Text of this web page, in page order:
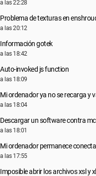
a las 22:28
Problema de texturas en
a las 20:12
Información gotek
a las 18:42
Auto-invoked js function
a las 18:09
Mi ordenador ya no se recarga y
a las 18:04
Descargar un software contra
a las 18:01
Mi ordenador permanece
a las 17:55
Imposible abrir los archivos xsl y